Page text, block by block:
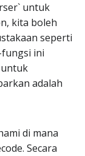
untuk
kita boleh
seperti
ini
untuk
adalah
di mana
Secara